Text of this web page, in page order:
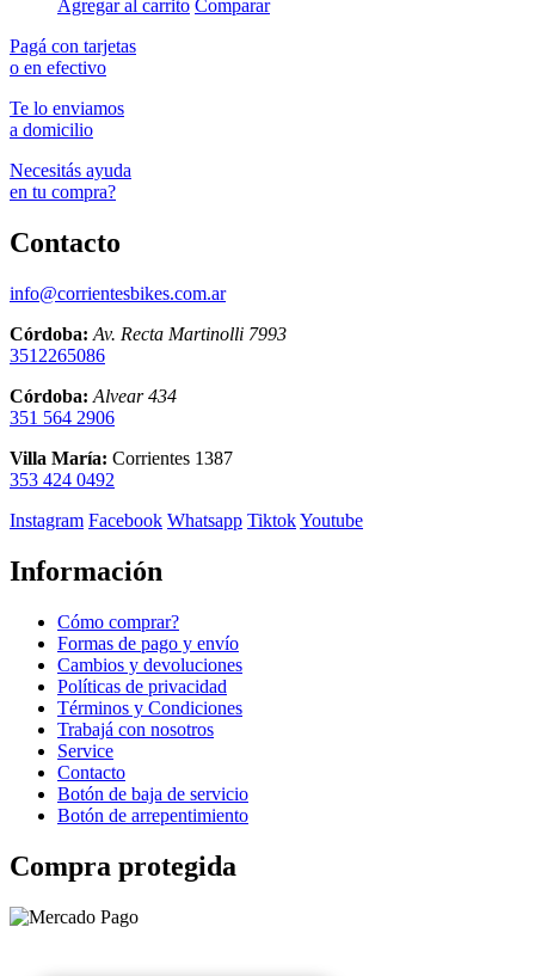
Agregar al carrito Comparar
Pagá con tarjetas
o en efectivo
Te lo enviamos
a domicilio
Necesitás ayuda
en tu compra?
Contacto
info@corrientesbikes.com.ar
Córdoba: Av. Recta Martinolli 7993
3512265086
Córdoba: Alvear 434
351 564 2906
Villa María: Corrientes 1387
353 424 0492
Instagram Facebook Whatsapp TiktokYoutube
Información
Cómo comprar?
Formas de pago y envío
Cambios y devoluciones
Políticas de privacidad
Términos y Condiciones
Trabajá con nosotros
Service
Contacto
Botón de baja de servicio
Botón de arrepentimiento
Compra protegida